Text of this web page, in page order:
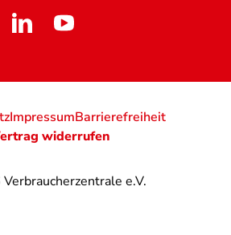
Verbraucherzentrale e.V.
ImpressumBarrierefreiheit
widerrufen